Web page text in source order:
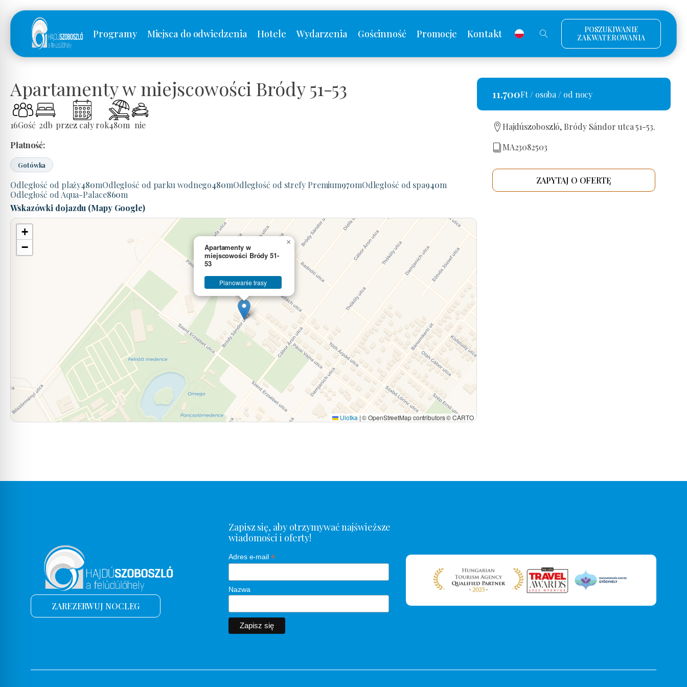
Programy Miejsca do odwiedzenia Hotele Wydarzenia Gościnność Promocje Kontakt
POSZUKIWANIE
ZAKWATEROWANIA
Apartamenty w miejscowości Bródy 51-53
16Gość 2db przez cały rok480m nie
Płatność:
Gotówka
Odległość od plaży480mOdległość od parku wodnego480mOdległość od strefy Premium970mOdległość od spa940m
Odległość od Aqua-Palace860m
Wskazówki dojazdu (Mapy Google)
Apartamenty w
miejscowości Bródy 51-
53
Planowanie trasy
×
+
−
Ulotka |© OpenStreetMap contributors © CARTO
11.700Ft / osoba / od nocy
Hajdúszoboszló, Bródy Sándor utca 51-53.
MA23082503
ZAPYTAJ O OFERTĘ
ZAREZERWUJ NOCLEG
Zapisz się, aby otrzymywać najświeższe
wiadomości i oferty!
Adres e-mail *
Nazwa